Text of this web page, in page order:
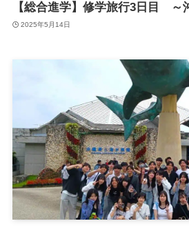
【総合進学】修学旅行3日目 ～
2025年5月14日